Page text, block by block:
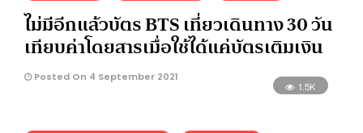
ไม่มีอีกแล้วบัตร BTS เที่ยวเดินทาง 30 วัน
เทียบค่าโดยสารเมื่อใช้ได้แค่บัตรเติมเงิน
Posted On 4 September 2021
1.5K